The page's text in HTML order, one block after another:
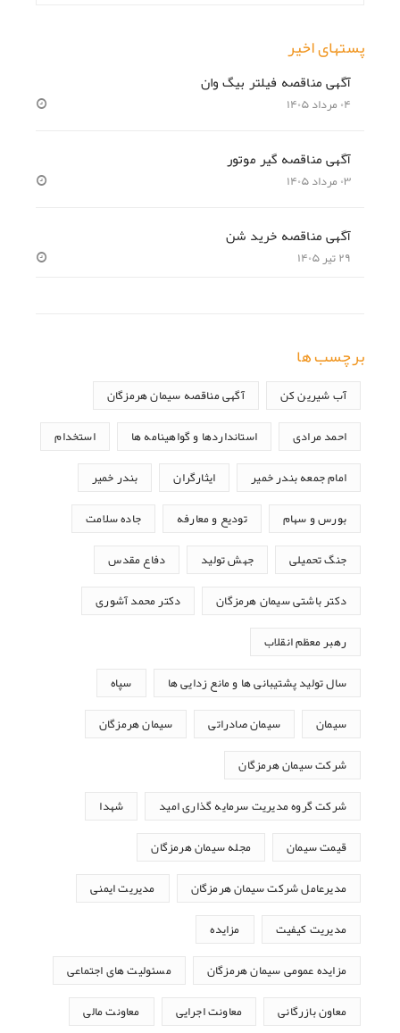
پستهای اخیر
آگهی مناقصه فیلتر بیگ وان
۰۴ مرداد ۱۴۰۵
آگهی مناقصه گیر موتور
۰۳ مرداد ۱۴۰۵
آگهی مناقصه خرید شن
۲۹ تیر ۱۴۰۵
برچسب ها
آب شیرین کن آگهی مناقصه سیمان هرمزگان
احمد مرادی استانداردها و گواهینامه ها استخدام
امام جمعه بندر خمیر ایثارگران بندر خمیر
بورس و سهام تودیع و معارفه جاده سلامت
جنگ تحمیلی جهش تولید دفاع مقدس
دکتر باشتی سیمان هرمزگان دکتر محمد آشوری
رهبر معظم انقلاب
سال تولید پشتیبانی ها و مانع زدایی ها سپاه
سیمان سیمان صادراتی سیمان هرمزگان
شرکت سیمان هرمزگان
شرکت گروه مدیریت سرمایه گذاری امید شهدا
قیمت سیمان مجله سیمان هرمزگان
مدیرعامل شرکت سیمان هرمزگان مدیریت ایمنی
مدیریت کیفیت مزایده
مزایده عمومی سیمان هرمزگان مسئولیت های اجتماعی
معاون بازرگانی معاونت اجرایی معاونت مالی